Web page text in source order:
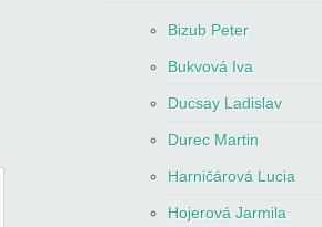
Bizub Peter
Bukvová Iva
Ducsay Ladislav
Durec Martin
Harničárová Lucia
Hojerová Jarmila